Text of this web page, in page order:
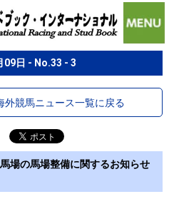
日 - No.33 - 3
外競馬ニュース一覧に戻る
場の馬場整備に関するお知らせ